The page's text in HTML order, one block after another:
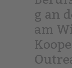
BETREUTES
TANDEM BTL
Zertfikatskurse
Seminarkalender
g an
am